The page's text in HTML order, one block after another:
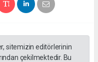
sitemizin editörlerinin
çekilmektedir. Bu